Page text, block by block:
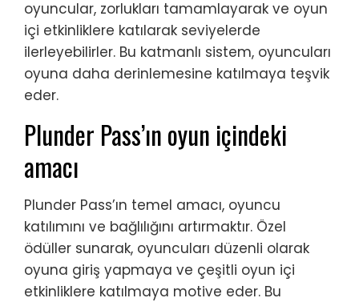
oyuncular, zorlukları tamamlayarak ve oyun
içi etkinliklere katılarak seviyelerde
ilerleyebilirler. Bu katmanlı sistem, oyuncuları
oyuna daha derinlemesine katılmaya teşvik
eder.
Plunder Pass’ın oyun içindeki
amacı
Plunder Pass’ın temel amacı, oyuncu
katılımını ve bağlılığını artırmaktır. Özel
ödüller sunarak, oyuncuları düzenli olarak
oyuna giriş yapmaya ve çeşitli oyun içi
etkinliklere katılmaya motive eder. Bu